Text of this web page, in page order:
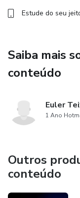
Estude do seu
Saiba mais
conteúdo
Euler
1 Ano
Outros
conteúdo